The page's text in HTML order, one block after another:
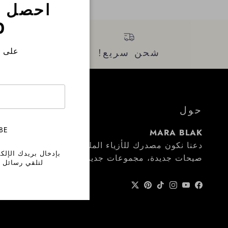
شحن سريع!
حول
MARA BLAK
دعنا نكون مصدرك للأزياء الملهمة. احصل على
صيحات جديدة، مجموعات جديدة. انضم إلينا واستمتع
Facebook
YouTube
Instagram
TikTok
Pinterest
Twitter
على
بإدخال بريدك
لتلقي رسائل